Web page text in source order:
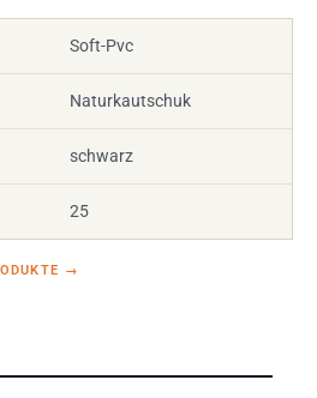
Soft-Pvc
Naturkautschuk
schwarz
25
→